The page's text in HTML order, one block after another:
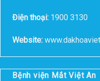
Điện thoại: 1900 3130
Website:
Bệnh viện Mắt Việt An